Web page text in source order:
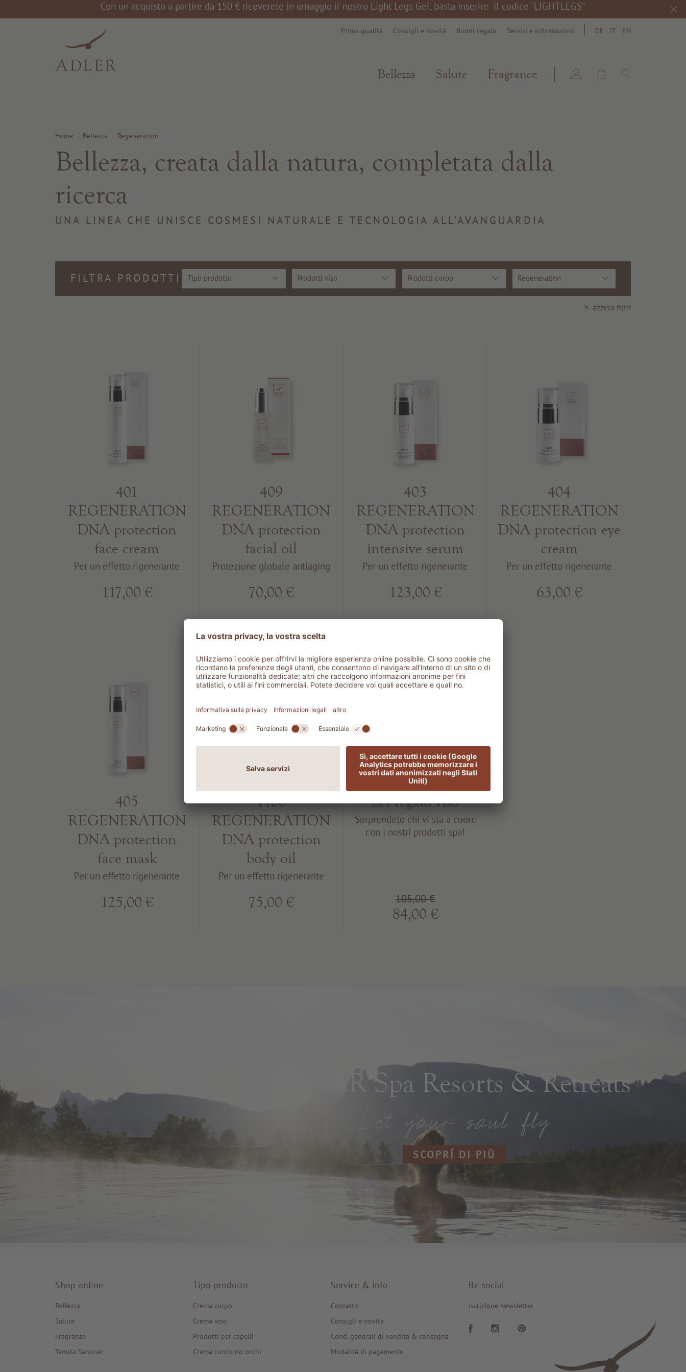
Con un acquisto a partire da 150 € riceverete in omaggio il nostro Light Legs Gel, basta inserire il codice "LIGHTLEGS"
Prima qualità Consigli e novità Buoni regalo Servizi e informazioni DE IT EN
Bellezza Salute Fragrance search
Home . Bellezza . Regeneration
Bellezza, creata dalla natura, completata dalla
ricerca
UNA LINEA CHE UNISCE COSMESI NATURALE E TECNOLOGIA ALL'AVANGUARDIA
FILTRA PRODOTTI Tipo prodotto Prodotti viso Prodotti corpo Regeneration
azzera filtri
401
REGENERATION
DNA protection
face cream
Per un effetto rigenerante
117,00 €
409
REGENERATION
DNA protection
facial oil
Protezione globale antiaging
70,00 €
403
REGENERATION
DNA protection
intensive serum
Per un effetto rigenerante
123,00 €
404
REGENERATION
DNA protection eye
cream
Per un effetto rigenerante
63,00 €
405
REGENERATION
DNA protection
face mask
Per un effetto rigenerante
125,00 €
1406
REGENERATION
DNA protection
body oil
Per un effetto rigenerante
75,00 €
Set regalo viso
Sorprendete chi vi sta a cuore
con i nostri prodotti spa!
105,00 €
84,00 €
ADLER Spa Resorts & Retreats
SCOPRÍ DI PIÙ
Shop online
Bellezza
Salute
Fragranze
Tenuta Sanoner
Tipo prodotto
Crema corpo
Crema viso
Prodotti per capelli
Crema contorno occhi
Service & info
Contatto
Consigli e novità
Cond. generali di vendita & consegna
Modalità di pagamento
Be social
Iscrizione Newsletter